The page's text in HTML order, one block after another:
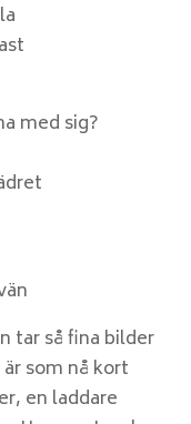
med sig?
tar så fina bilder
som nå kort
en laddare